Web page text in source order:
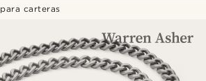
carteras